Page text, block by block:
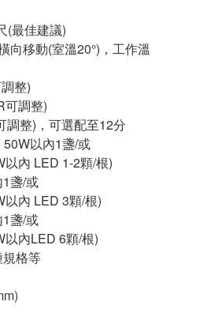
(最佳建議)
向移動(室溫20°)，工作溫
整)
可調整)
調整)，可選配至12分
以內1盞/或
內 LED 1-2顆/根)
盞/或
以內 LED 3顆/根)
盞/或
以內LED 6顆/根)
格等